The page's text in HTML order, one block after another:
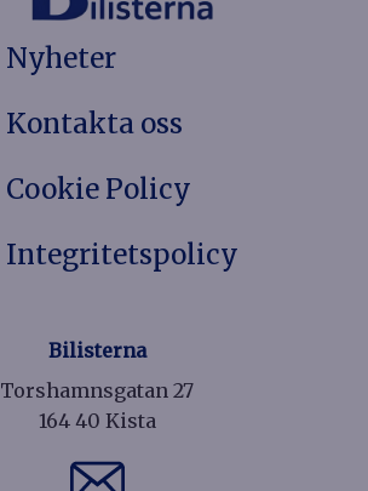
Nyheter
Kontakta oss
Cookie Policy
Integritetspolicy
Bilisterna
Torshamnsgatan 27
164 40 Kista